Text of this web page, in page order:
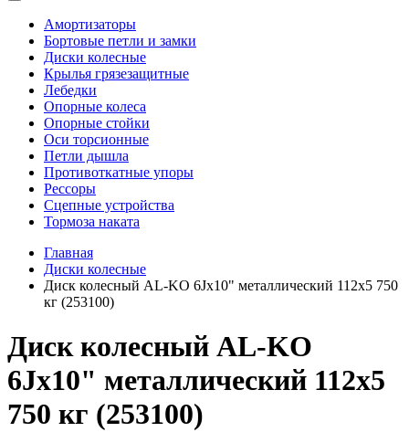
Амортизаторы
Бортовые петли и замки
Диски колесные
Крылья грязезащитные
Лебедки
Опорные колеса
Опорные стойки
Оси торсионные
Петли дышла
Противоткатные упоры
Рессоры
Сцепные устройства
Тормоза наката
Главная
Диски колесные
Диск колесный AL-KO 6Jx10" металлический 112х5 750
кг (253100)
Диск колесный AL-KO
6Jx10" металлический 112х5
750 кг (253100)